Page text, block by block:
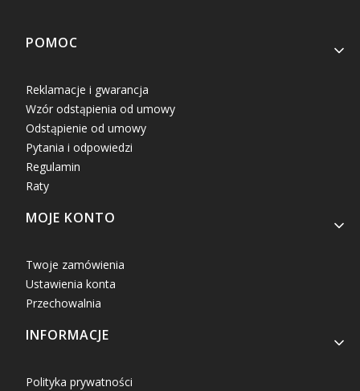
Linki w stopce
POMOC
Reklamacje i gwarancja
Wzór odstąpienia od umowy
Odstąpienie od umowy
Pytania i odpowiedzi
Regulamin
Raty
MOJE KONTO
Twoje zamówienia
Ustawienia konta
Przechowalnia
INFORMACJE
Polityka prywatności